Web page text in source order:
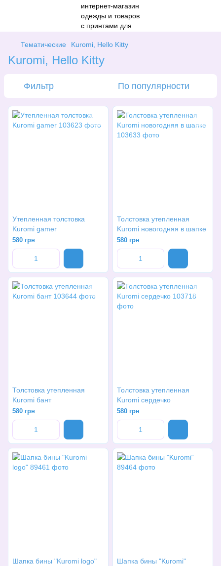
Тематические Kuromi, Hello Kitty
Kuromi, Hello Kitty
Фильтр По популярности
Утепленная толстовка
Kuromi gamer
580 грн
Толстовка утепленная
Kuromi новогодняя в шапке
580 грн
Толстовка утепленная
Kuromi бант
580 грн
Толстовка утепленная
Kuromi сердечко
580 грн
Шапка бины "Kuromi logo" Шапка бины "Kuromi"